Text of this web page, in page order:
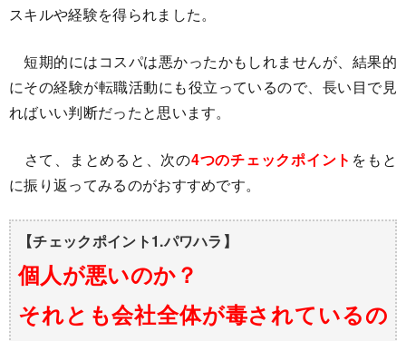
スキルや経験を得られました。
短期的にはコスパは悪かったかもしれませんが、結果的
にその経験が転職活動にも役立っているので、長い目で見
ればいい判断だったと思います。
さて、まとめると、次の4つのチェックポイント をもと
に振り返ってみるのがおすすめです。
【チェックポイント1.パワハラ】
個人が悪いのか？
それとも会社全体が毒されているの